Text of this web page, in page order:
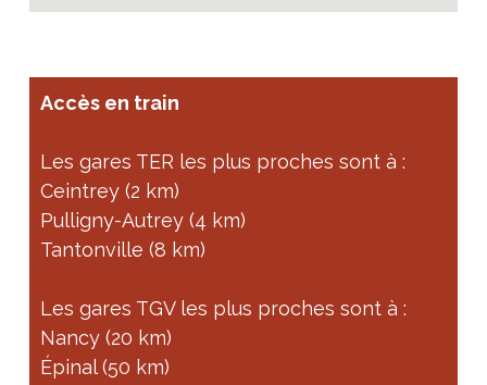
Accès en train
Les gares TER les plus proches sont à :
Ceintrey (2 km)
Pulligny-Autrey (4 km)
Tantonville (8 km)
Les gares TGV les plus proches sont à :
Nancy (20 km)
Épinal (50 km)